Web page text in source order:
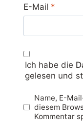
E-Mail *
Ich habe die
gelesen und
Name, E-
diesem
Kommentar